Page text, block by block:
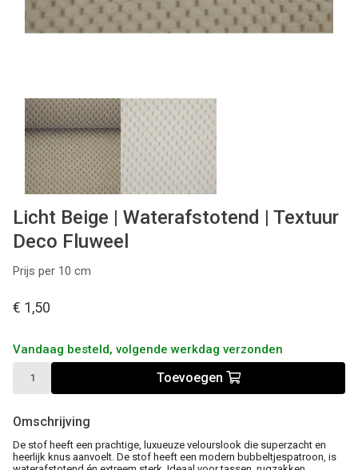
Contact
Licht Beige | Waterafstotend | Textuur
Deco Fluweel
Prijs per 10 cm
€ 1,50
Vandaag besteld, volgende werkdag verzonden
Toevoegen
Omschrijving
De stof heeft een prachtige, luxueuze velourslook die superzacht en
heerlijk knus aanvoelt. De stof heeft een modern bubbeltjespatroon, is